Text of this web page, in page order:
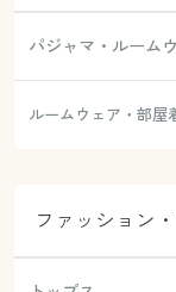
パジャマ・ルーム
ルームウェア・部屋
ファッション